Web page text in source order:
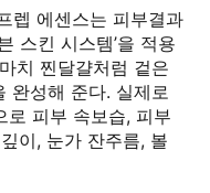
렙 에센스는 피부결과
스킨 시스템’을 적용
치 찐달걀처럼 겉은
완성해 준다. 실제로
로 피부 속보습, 피부
이, 눈가 잔주름, 볼